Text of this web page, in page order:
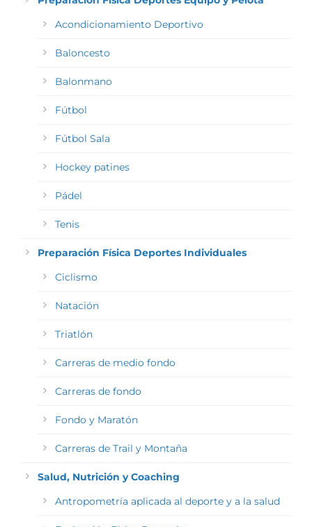
Acondicionamiento Deportivo
Baloncesto
Balonmano
Fútbol
Fútbol Sala
Hockey patines
Pádel
Tenis
Preparación Física Deportes Individuales
Ciclismo
Natación
Triatlón
Carreras de medio fondo
Carreras de fondo
Fondo y Maratón
Carreras de Trail y Montaña
Salud, Nutrición y Coaching
Antropometría aplicada al deporte y a la salud